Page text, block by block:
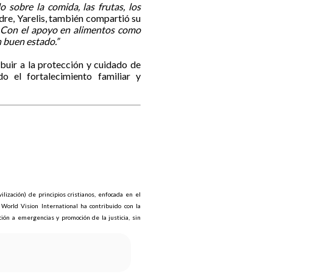
sobre la comida, las frutas, los
Yarelis, también compartió su
el apoyo en alimentos como
estado.”
a la protección y cuidado de
el fortalecimiento familiar y
de principios cristianos, enfocada en el
Vision International ha contribuido con la
a emergencias y promoción de la justicia, sin